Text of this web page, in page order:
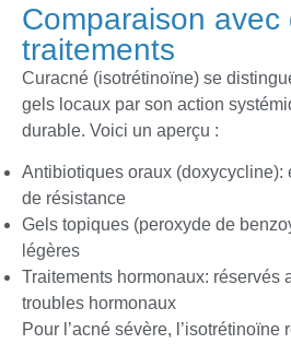
Comparaison avec
traitements
Curacné (isotrétinoïne) se
gels locaux par son action
durable. Voici un aperçu :
Antibiotiques oraux (doxycycline):
de résistance
Gels topiques (peroxyde de
légères
Traitements hormonaux: réservés
troubles hormonaux
Pour l’acné sévère, l’isotrétinoïne